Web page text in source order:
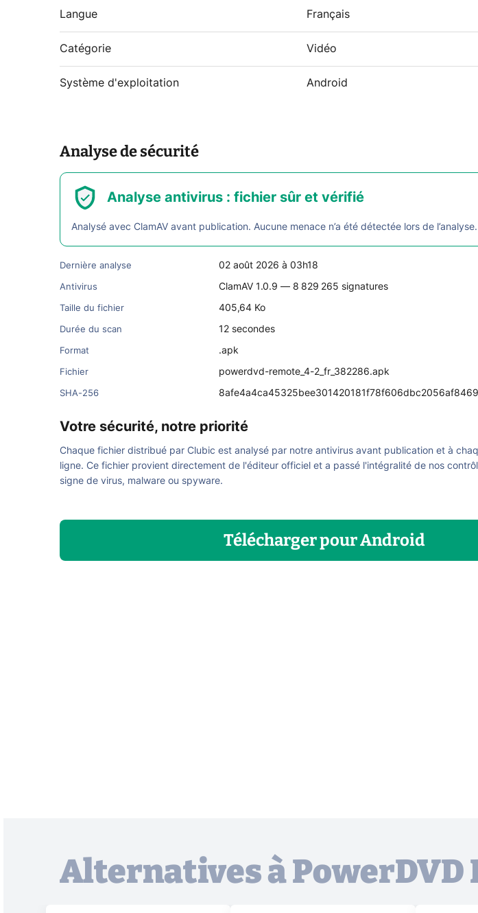
Langue Français
Catégorie Vidéo
Système d'exploitation Android
Analyse de sécurité
Analyse antivirus : fichier sûr et vérifié
Analysé avec ClamAV avant publication. Aucune menace n’a été détectée lors de l’analyse.
Dernière analyse 02 août 2026 à 03h18
Antivirus ClamAV 1.0.9 — 8 829 265 signatures
Taille du fichier 405,64 Ko
Durée du scan 12 secondes
Format .apk
Fichier powerdvd-remote_4-2_fr_382286.apk
SHA-256
Votre sécurité, notre priorité
Chaque fichier distribué par Clubic est analysé par notre antivirus avant publication et à
ligne. Ce fichier provient directement de l'éditeur officiel et a passé l'intégralité de nos
signe de virus, malware ou spyware.
TéléchargerpourAndroid
Alternatives à PowerDVD